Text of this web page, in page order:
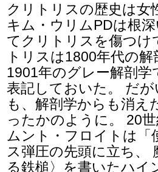
クリトリスの歴史は女
キム・ウリムPDは根
てクリトリスを傷つけ
トリスは1800年代の
1901年のグレー解剖
表記しておいた。 だ
も、解剖学からも消え
ったかのように。 20
ムント・フロイトは「
ス弾圧の先頭に立ち、
る鉄槌〉を書いたハイ